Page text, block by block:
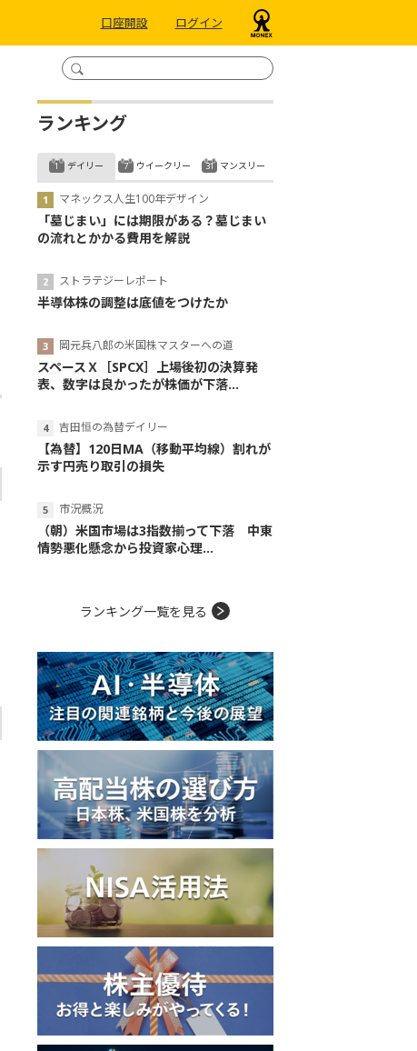
口座開設 ログイン
ランキング
デイリー
マネックス人生100年デザイン
「墓じまい」には期限がある？墓じまい
の流れとかかる費用を解説
ストラテジーレポート
半導体株の調整は底値をつけたか
岡元兵八郎の米国株マスターへの道
スペースＸ［SPCX］上場後初の決算発
表、数字は良かったが株価が下落...
吉田恒の為替デイリー
【為替】120日MA（移動平均線）割れが
示す円売り取引の損失
市況概況
（朝）米国市場は3指数揃って下落 中東
情勢悪化懸念から投資家心理...
ウイークリー マンスリー
ランキング一覧を見る